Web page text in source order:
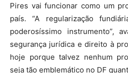
Pires vai funcionar como um
país. “A regularização
poderosíssimo instrumento”,
segurança jurídica e direito à
hoje porque talvez nenhum
seja tão emblemático no DF